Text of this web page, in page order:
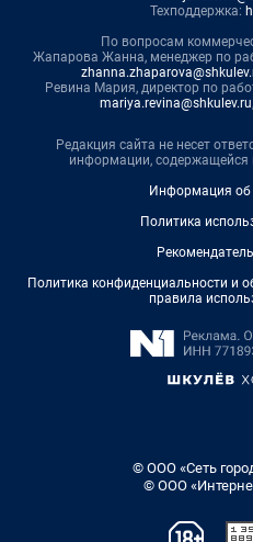
Техподдержка:
По вопросам
Жапарова Жанна, менеджер по
Ревина Мария, директор по
mariya.revina@shkulev.ru
Редакция сайта не несет
информации, содержащейся
Информация об
Политика
Политика конфиденциальности и
правила
© ООО «Сеть
© ООО